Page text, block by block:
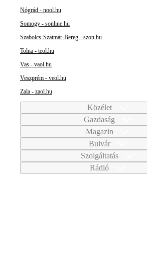
Nógrád - nool.hu
Somogy - sonline.hu
Szabolcs-Szatmár-Bereg - szon.hu
Tolna - teol.hu
Vas - vaol.hu
Veszprém - veol.hu
Zala - zaol.hu
Közélet
Gazdaság
Magazin
Bulvár
Szolgáltatás
Rádió